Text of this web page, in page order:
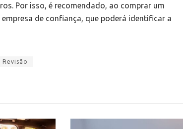
Por isso, é recomendado, ao comprar um
de confiança, que poderá identificar a
Revisão